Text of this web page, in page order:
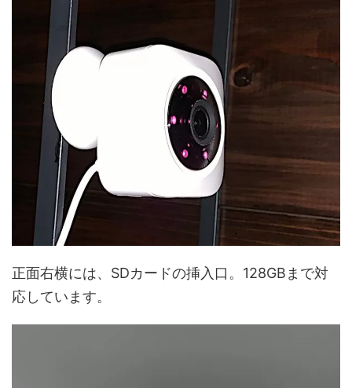
正面右横には、SDカードの挿入口。128GBまで対
応しています。